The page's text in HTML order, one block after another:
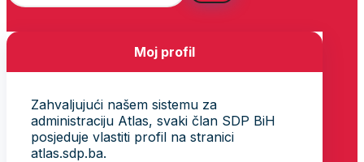
Moj profil
Zahvaljujući našem sistemu za
administraciju Atlas, svaki član SDP BiH
posjeduje vlastiti profil na stranici
atlas.sdp.ba.